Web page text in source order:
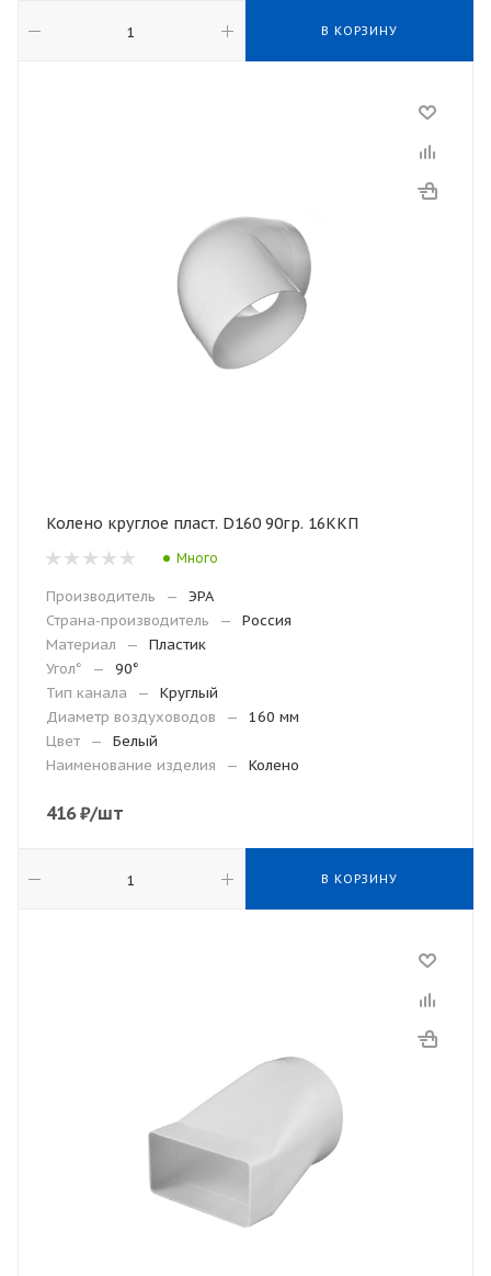
В КОРЗИНУ
Колено круглое пласт. D160 90гр. 16ККП
Много
Производитель —
ЭРА
Страна-производитель
—
Россия
Материал
—
Пластик
Угол°
—
90°
Тип канала
—
Круглый
Диаметр воздуховодов
—
160 мм
Цвет
—
Белый
Наименование изделия
— Колено
416₽/шт
В КОРЗИНУ